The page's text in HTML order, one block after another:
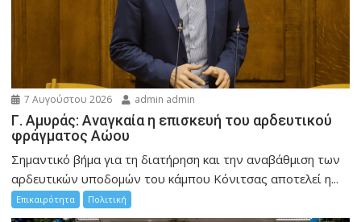
7 Αυγούστου 2026 admin admin
Γ. Αμυράς: Αναγκαία η επισκευή του αρδευτικού
φράγματος Αώου
Σημαντικό βήμα για τη διατήρηση και την αναβάθμιση των
αρδευτικών υποδομών του κάμπου Κόνιτσας αποτελεί η...
Επικαιρότητα Πολιτική